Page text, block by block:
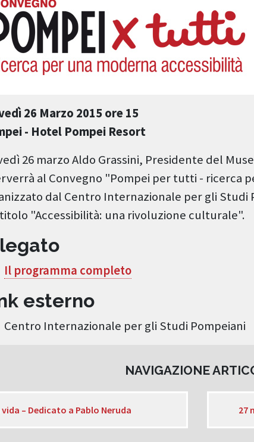
26 Marzo 2015 ore 15
- Hotel Pompei Resort
26 marzo Aldo Grassini, Presidente del
al Convegno "Pompei per tutti - ricerca
dal Centro Internazionale per gli Studi
"Accessibilità: una rivoluzione culturale".
Il programma completo
esterno
Centro Internazionale per gli Studi Pompeiani
NAVIGAZIONE
– Dedicato a Pablo Neruda 27